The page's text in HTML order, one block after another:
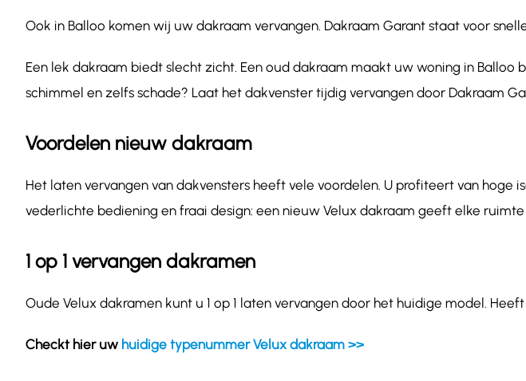
Ook in Balloo komen wij uw dakraam vervangen. Dakraam Garant staat voor
Een lek dakraam biedt slecht zicht. Een oud dakraam maakt uw woning in
schimmel en zelfs schade? Laat het dakvenster tijdig vervangen door Dakraam
Voordelen nieuw dakraam
Het laten vervangen van dakvensters heeft vele voordelen. U profiteert van
vederlichte bediening en fraai design: een nieuw Velux dakraam geeft elke
1 op 1 vervangen dakramen
Oude Velux dakramen kunt u 1 op 1 laten vervangen door het huidige model.
Checkt hier uw huidige typenummer Velux dakraam >>